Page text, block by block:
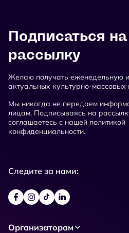
Подписаться на
рассылку
Желаю получать еженедельную
актуальных культурно-массовых
Мы никогда не передаем
лицам. Подписываясь на
соглашаетесь с нашей политикой
конфиденциальности.
Следите за нами:
Организаторам